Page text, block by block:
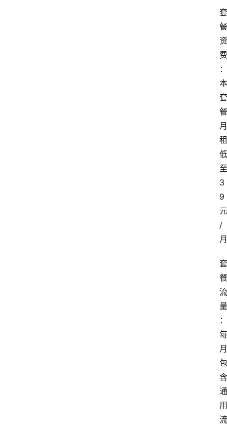
套
餐
资
费
：
本
套
餐
月
租
低
至
3
9
元
/
月
套
餐
流
量
：
每
月
包
含
通
用
流